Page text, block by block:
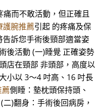
而不敢活動，但正確且
護腕推薦引起 的疼痛及保
訴您手術後頸部適當姿
後活動 (一)睡覺 正確姿勢
店在頸部 非頭部，高度以
小以 3～4 吋高、16 吋長
側睡：墊枕頭保持頭、
)翻身：手術後回病房，